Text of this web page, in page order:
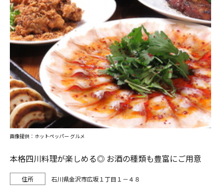
本格四川料理が楽しめる◎ お酒の種類も豊富にご用意
石川県金沢市広坂１丁目１－４８
画像提供：ホットペッパー グルメ